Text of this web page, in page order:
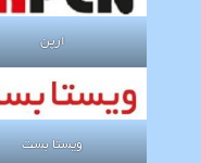
ارپن
ویستا بست